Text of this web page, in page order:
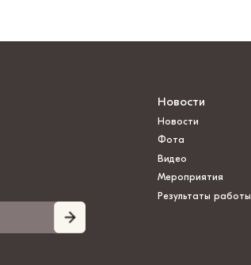
Новости
Новости
Фота
Видео
Мероприятия
Результаты работы